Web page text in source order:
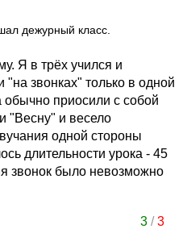
дежурный класс.
Я в трёх учился и
звонках" только в одной
обычно приосили с собой
"Весну" и весело
одной стороны
длительности урока - 45
звонок было невозможно
3/3